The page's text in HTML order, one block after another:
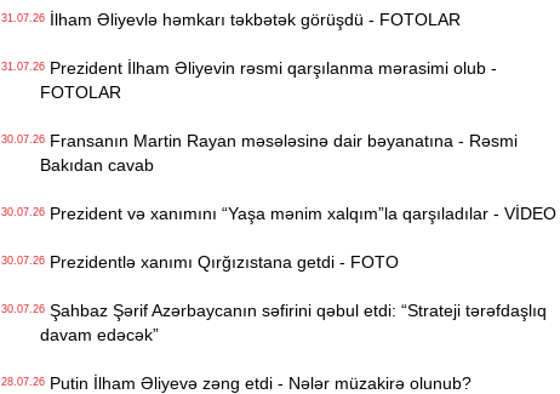
31.07.26İlham Əliyevlə həmkarı təkbətək görüşdü - FOTOLAR
31.07.26Prezident İlham Əliyevin rəsmi qarşılanma mərasimi olub -
FOTOLAR
30.07.26Fransanın Martin Rayan məsələsinə dair bəyanatına - Rəsmi
Bakıdan cavab
30.07.26Prezident və xanımını “Yaşa mənim xalqım”la qarşıladılar - VİDEO
30.07.26Prezidentlə xanımı Qırğızıstana getdi - FOTO
30.07.26Şahbaz Şərif Azərbaycanın səfirini qəbul etdi: “Strateji tərəfdaşlıq
davam edəcək”
28.07.26Putin İlham Əliyevə zəng etdi - Nələr müzakirə olunub?